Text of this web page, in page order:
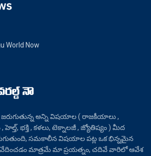
World Now
జరుగుతున్న అన్ని విషయాల ( రాజకీయాలు ,
భక్తి , కళలు, టెక్నాలజీ , జ్యోతిష్యం ) మీద
సమకాలీన విషయాల పట్ల ఒక భిన్నమైన
మాత్రమే మా ప్రయత్నం, చదివే వారిలో ఆవేశ